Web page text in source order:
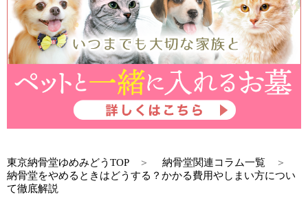
東京納骨堂ゆめみどうTOP
納骨堂関連コラム一覧
納骨堂をやめるときはどうする？かかる費用やしまい方につい
て徹底解説